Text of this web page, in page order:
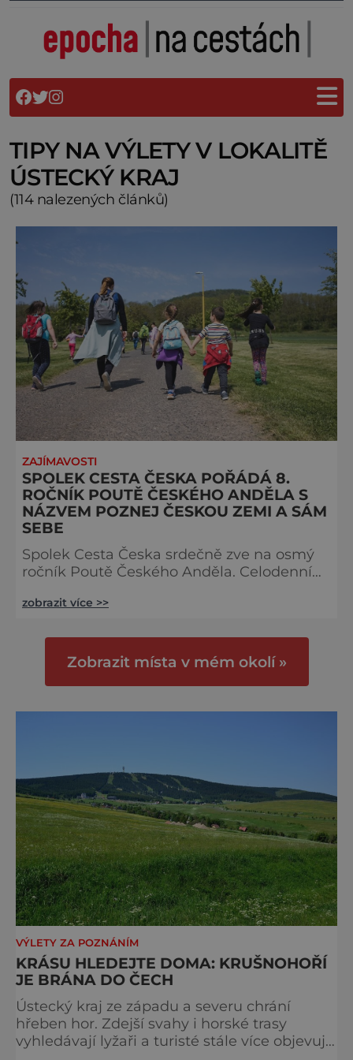
TIPY NA VÝLETY V LOKALITĚ
ÚSTECKÝ KRAJ
(114 nalezených článků)
ZAJÍMAVOSTI
SPOLEK CESTA ČESKA POŘÁDÁ 8.
ROČNÍK POUTĚ ČESKÉHO ANDĚLA S
NÁZVEM POZNEJ ČESKOU ZEMI A SÁM
SEBE
Spolek Cesta Česka srdečně zve na osmý
ročník Poutě Českého Anděla. Celodenní
sebe“ se uskuteční v sobotu 18. května
vhodná i pro rodiny s dětmi, a každoročně
se jí účastní několik stovek lidí z celé
vydají na horu Říp a zpět. V ob
zobrazit více >>
Zobrazit místa v mém okolí »
VÝLETY ZA POZNÁNÍM
KRÁSU HLEDEJTE DOMA: KRUŠNOHOŘÍ
JE BRÁNA DO ČECH
Ústecký kraj ze západu a severu chrání
hřeben hor. Zdejší svahy i horské trasy
vyhledávají lyžaři a turisté stále více objevují